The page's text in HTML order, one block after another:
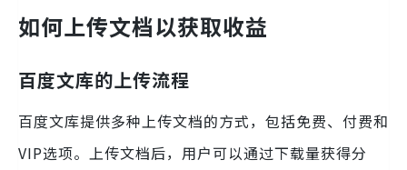
如何上传文档以获取收益
百度文库的上传流程
百度文库提供多种上传文档的方式，包括免费、付费和
VIP选项。上传文档后，用户可以通过下载量获得分